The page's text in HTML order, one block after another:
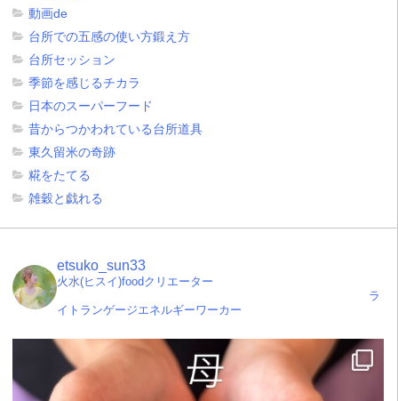
動画de
台所での五感の使い方鍛え方
台所セッション
季節を感じるチカラ
日本のスーパーフード
昔からつかわれている台所道具
東久留米の奇跡
糀をたてる
雑穀と戯れる
etsuko_sun33
火水(ヒスイ)foodクリエーター
ラ
イトランゲージエネルギーワーカー